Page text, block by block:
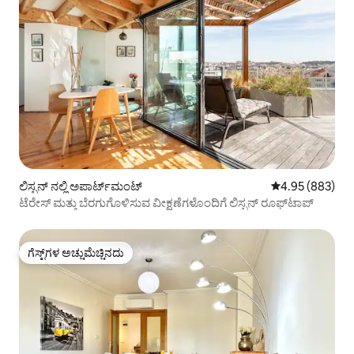
ಲಿಸ್ಬನ್ ನಲ್ಲಿ ಅಪಾರ್ಟ್‌ಮಂಟ್ 5 ರಲ್ಲಿ 4.95
4.95 (883)
ಟೆರೇಸ್ ಮತ್ತು ಬೆರಗುಗೊಳಿಸುವ ವೀಕ್ಷಣೆಗಳೊಂದಿಗೆ ಲಿಸ್ಬನ್ ರೂಫ್‌ಟಾಪ್
ಗೆಸ್ಟ್‌ಗಳ ಅಚ್ಚುಮೆಚ್ಚಿನದು
ಗೆಸ್ಟ್‌ಗಳ ಅಚ್ಚುಮೆಚ್ಚಿನದು